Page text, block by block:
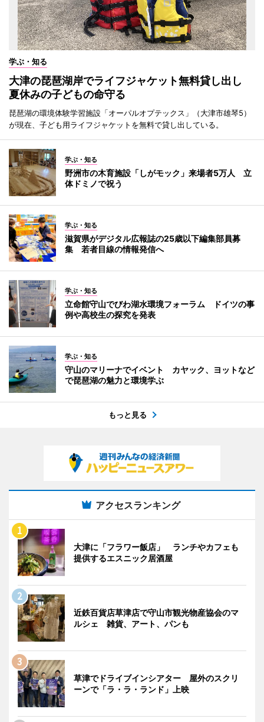
学ぶ・知る
大津の琵琶湖岸でライフジャケット無料貸し出し
夏休みの子どもの命守る
琵琶湖の環境体験学習施設「オーパルオプテックス」（大津市雄琴5）
が現在、子ども用ライフジャケットを無料で貸し出している。
学ぶ・知る
野洲市の木育施設「しがモック」来場者5万人 立
体ドミノで祝う
学ぶ・知る
滋賀県がデジタル広報誌の25歳以下編集部員募
集 若者目線の情報発信へ
学ぶ・知る
立命館守山でびわ湖水環境フォーラム ドイツの事
例や高校生の探究を発表
学ぶ・知る
守山のマリーナでイベント カヤック、ヨットなど
で琵琶湖の魅力と環境学ぶ
もっと見る
アクセスランキング
大津に「フラワー飯店」 ランチやカフェも
提供するエスニック居酒屋
近鉄百貨店草津店で守山市観光物産協会のマ
ルシェ 雑貨、アート、パンも
草津でドライブインシアター 屋外のスクリ
ーンで「ラ・ラ・ランド」上映